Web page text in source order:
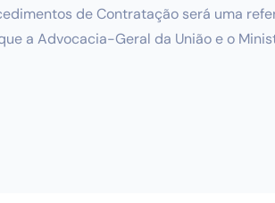
de Contratação será uma
a Advocacia-Geral da União e o